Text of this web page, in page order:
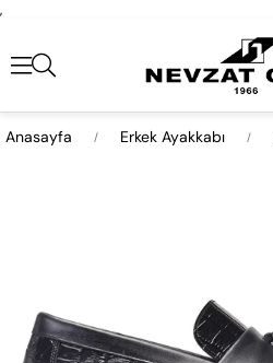
,
Anasayfa Erkek Ayakkabı